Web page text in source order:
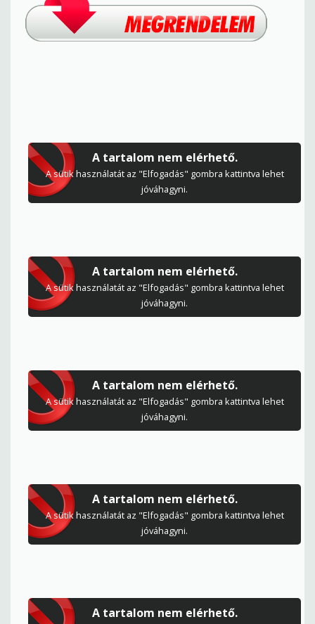
A tartalom nem elérhető.
A sütik használatát az "Elfogadás" gombra kattintva lehet
jóváhagyni.
A tartalom nem elérhető.
A sütik használatát az "Elfogadás" gombra kattintva lehet
jóváhagyni.
A tartalom nem elérhető.
A sütik használatát az "Elfogadás" gombra kattintva lehet
jóváhagyni.
A tartalom nem elérhető.
A sütik használatát az "Elfogadás" gombra kattintva lehet
jóváhagyni.
A tartalom nem elérhető.